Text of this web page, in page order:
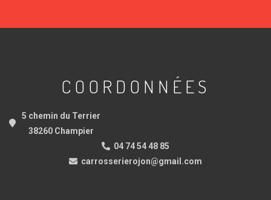
COORDONNÉES
5 chemin du Terrier
38260 Champier
04 74 54 48 85
carrosserierojon@gmail.com